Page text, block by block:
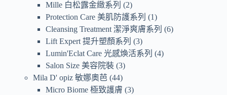
Mille 白松露金緻系列
2
Protection Care 美肌防護系列
1
Cleansing Treatment 潔淨爽膚系列
6
Lift Expert 提升塑顏系列
3
Lumin'Eclat Care 光感煥活系列
4
Salon Size 美容院裝 3
Mila D' opiz 敏娜奧芭 44
Micro Biome 極致護膚 3